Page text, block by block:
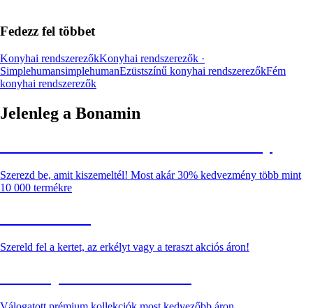
Fedezz fel többet
Konyhai rendszerezőkKonyhai rendszerezők ·
SimplehumansimplehumanEzüstszínű konyhai rendszerezőkFém
konyhai rendszerezők
Jelenleg a Bonamin
Szerezd be, amit kiszemeltél! Most akár 30% kedvezmény több mint
10 000 termékre
Szereld fel a kertet, az erkélyt vagy a teraszt akciós áron!